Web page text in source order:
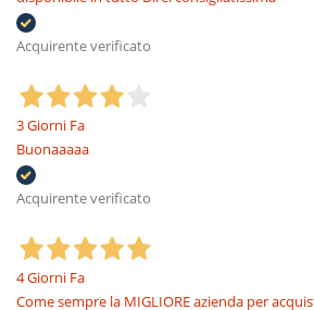
Acquirente verificato
3 Giorni Fa
Buonaaaaa
Acquirente verificato
4 Giorni Fa
Come sempre la MIGLIORE azienda per